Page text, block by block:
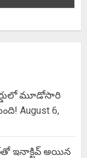
మూడోసారి
August 6,
ఇనాక్టివ్ అయిన